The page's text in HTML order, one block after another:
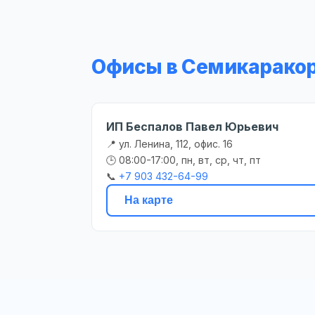
Офисы в
ИП Беспалов Павел Юрьевич
📍 ул. Ленина, 112, офис. 16
🕒 08:00-17:00, пн, вт, ср, чт, пт
📞 +7 903 432-64-99
На карте